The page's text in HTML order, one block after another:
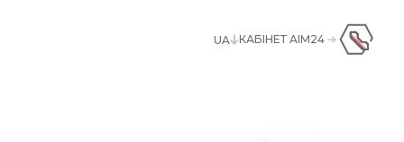
UA
КАБІНЕТ AIM24